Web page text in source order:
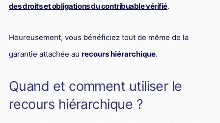
des droits et obligations du contribuable vérifié.
Heureusement, vous bénéficiez tout de même de la
garantie attachée au recours hiérarchique.
Quand et comment utiliser le
recours hiérarchique ?